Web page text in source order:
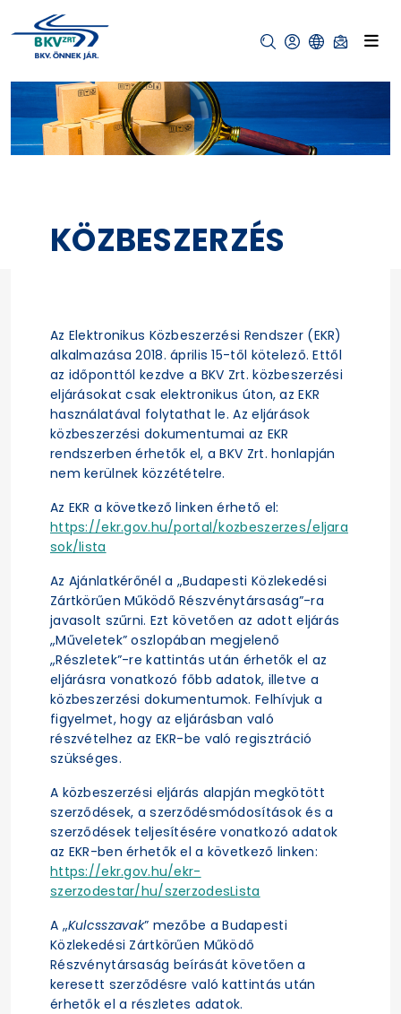
KÖZBESZERZÉS
Az Elektronikus Közbeszerzési Rendszer (EKR)
alkalmazása 2018. április 15-től kötelező. Ettől
az időponttól kezdve a BKV Zrt. közbeszerzési
eljárásokat csak elektronikus úton, az EKR
használatával folytathat le. Az eljárások
közbeszerzési dokumentumai az EKR
rendszerben érhetők el, a BKV Zrt. honlapján
nem kerülnek közzétételre.
Az EKR a következő linken érhető el:
https://ekr.gov.hu/portal/kozbeszerzes/eljara
sok/lista
Az Ajánlatkérőnél a „Budapesti Közlekedési
Zártkörűen Működő Részvénytársaság”-ra
javasolt szűrni. Ezt követően az adott eljárás
„Műveletek” oszlopában megjelenő
„Részletek”-re kattintás után érhetők el az
eljárásra vonatkozó főbb adatok, illetve a
közbeszerzési dokumentumok. Felhívjuk a
figyelmet, hogy az eljárásban való
részvételhez az EKR-be való regisztráció
szükséges.
A közbeszerzési eljárás alapján megkötött
szerződések, a szerződésmódosítások és a
szerződések teljesítésére vonatkozó adatok
az EKR-ben érhetők el a következő linken:
https://ekr.gov.hu/ekr-
szerzodestar/hu/szerzodesLista
A „Kulcsszavak” mezőbe a Budapesti
Közlekedési Zártkörűen Működő
Részvénytársaság beírását követően a
keresett szerződésre való kattintás után
érhetők el a részletes adatok.